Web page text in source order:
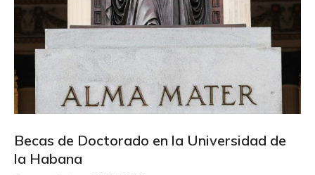
Becas de Doctorado en la Universidad de
la Habana